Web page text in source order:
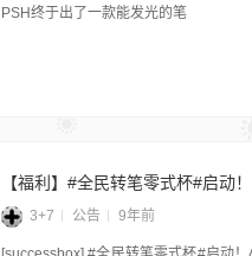
PSH终于出了一款能发光的笔
【福利】#全民转笔零式杯#启动！
3+7 公告 9年前